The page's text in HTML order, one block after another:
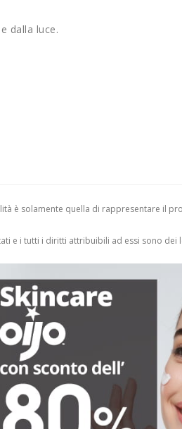
dalla luce.
è solamente quella di rappresentare il
e i tutti i diritti attribuibili ad essi sono